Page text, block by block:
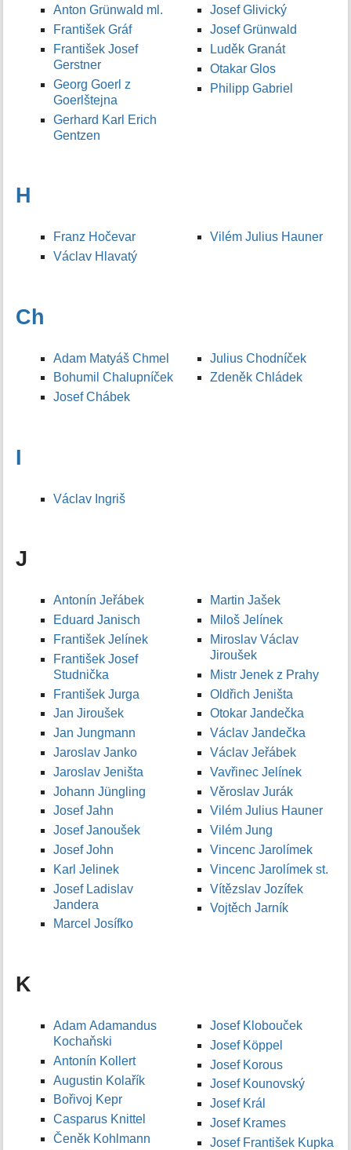
Anton Grünwald ml.
František Gráf
František Josef
Gerstner
Georg Goerl z
Goerlštejna
Gerhard Karl Erich
Gentzen
Josef Glivický
Josef Grünwald
Luděk Granát
Otakar Glos
Philipp Gabriel
H
Franz Hočevar
Václav Hlavatý
Vilém Julius Hauner
Ch
Adam Matyáš Chmel
Bohumil Chalupníček
Josef Chábek
Julius Chodníček
Zdeněk Chládek
I
Václav Ingriš
J
Antonín Jeřábek
Eduard Janisch
František Jelínek
František Josef
Studnička
František Jurga
Jan Jiroušek
Jan Jungmann
Jaroslav Janko
Jaroslav Jeništa
Johann Jüngling
Josef Jahn
Josef Janoušek
Josef John
Karl Jelinek
Josef Ladislav
Jandera
Marcel Josífko
Martin Jašek
Miloš Jelínek
Miroslav Václav
Jiroušek
Mistr Jenek z Prahy
Oldřich Jeništa
Otokar Jandečka
Václav Jandečka
Václav Jeřábek
Vavřinec Jelínek
Věroslav Jurák
Vilém Julius Hauner
Vilém Jung
Vincenc Jarolímek
Vincenc Jarolímek st.
Vítězslav Jozífek
Vojtěch Jarník
K
Adam Adamandus
Kochaňski
Antonín Kollert
Augustin Kolařík
Bořivoj Kepr
Casparus Knittel
Čeněk Kohlmann
Josef Klobouček
Josef Köppel
Josef Korous
Josef Kounovský
Josef Král
Josef Krames
Josef František Kupka